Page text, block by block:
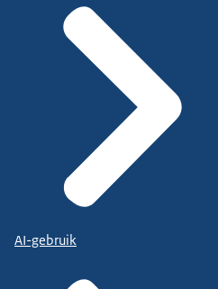
AI-gebruik